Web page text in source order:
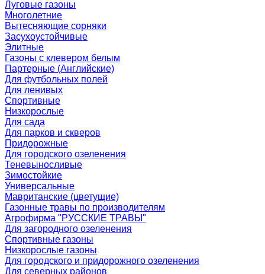
Луговые газоны
Многолетние
Вытесняющие сорняки
Засухоустойчивые
Элитные
Газоны с клевером белым
Партерные (Английские)
Для футбольных полей
Для ленивых
Спортивные
Низкорослые
Для сада
Для парков и скверов
Придорожные
Для городского озеленения
Теневыносливые
Зимостойкие
Универсальные
Мавританские (цветущие)
Газонные травы по производителям
Агрофирма "РУССКИЕ ТРАВЫ"
Для загородного озеленения
Спортивные газоны
Низкорослые газоны
Для городского и придорожного озеленения
Для северных районов